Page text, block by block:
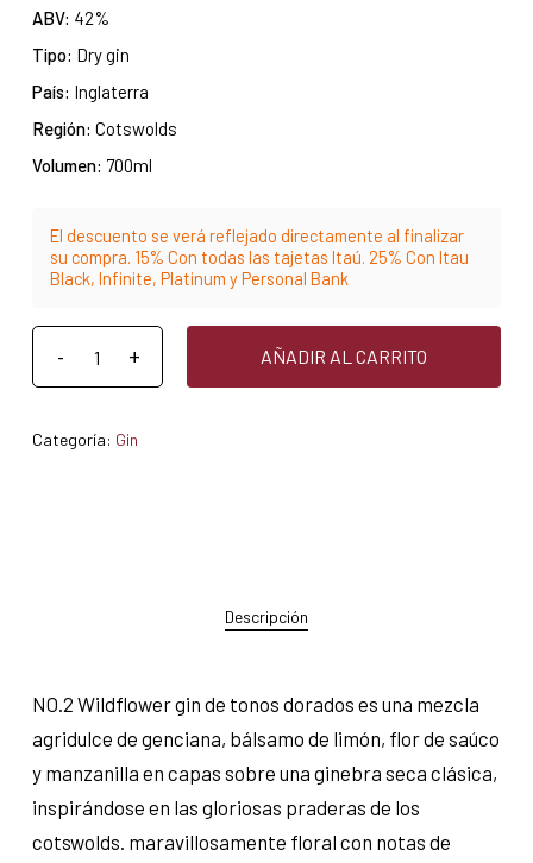
ABV: 42%
Tipo: Dry gin
País: Inglaterra
Región: Cotswolds
Volumen: 700ml
El descuento se verá reflejado directamente al finalizar
su compra. 15% Con todas las tajetas Itaú. 25% Con Itau
Black, Infinite, Platinum y Personal Bank
AÑADIR AL CARRITO
Categoría: Gin
Descripción
NO.2 Wildflower gin de tonos dorados es una mezcla
agridulce de genciana, bálsamo de limón, flor de saúco
y manzanilla en capas sobre una ginebra seca clásica,
inspirándose en las gloriosas praderas de los
cotswolds. maravillosamente floral con notas de